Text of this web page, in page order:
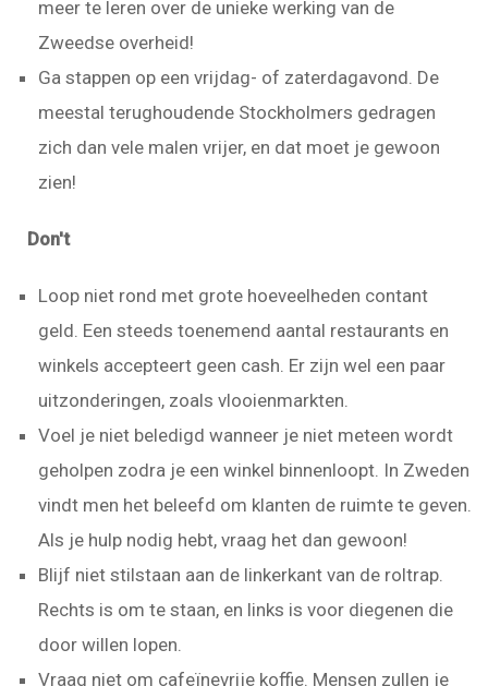
meer te leren over de unieke werking van de
Zweedse overheid!
Ga stappen op een vrijdag- of zaterdagavond. De
meestal terughoudende Stockholmers gedragen
zich dan vele malen vrijer, en dat moet je gewoon
zien!
Don't
Loop niet rond met grote hoeveelheden contant
geld. Een steeds toenemend aantal restaurants en
winkels accepteert geen cash. Er zijn wel een paar
uitzonderingen, zoals vlooienmarkten.
Voel je niet beledigd wanneer je niet meteen wordt
geholpen zodra je een winkel binnenloopt. In Zweden
vindt men het beleefd om klanten de ruimte te geven.
Als je hulp nodig hebt, vraag het dan gewoon!
Blijf niet stilstaan aan de linkerkant van de roltrap.
Rechts is om te staan, en links is voor diegenen die
door willen lopen.
Vraag niet om cafeïnevrije koffie. Mensen zullen je